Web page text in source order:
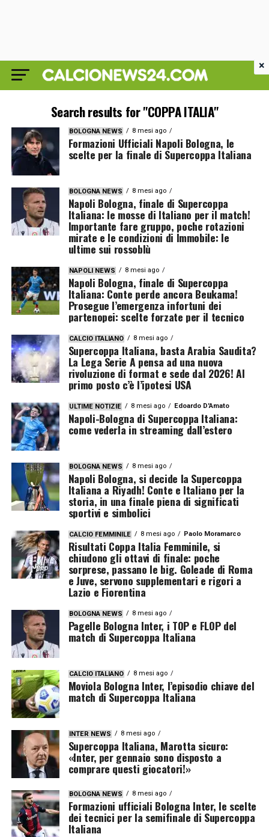
Search results for "COPPA ITALIA"
BOLOGNA NEWS 8 mesi ago
Formazioni Ufficiali Napoli Bologna, le
scelte per la finale di Supercoppa Italiana
BOLOGNA NEWS 8 mesi ago
Napoli Bologna, finale di Supercoppa
Italiana: le mosse di Italiano per il match!
Importante fare gruppo, poche rotazioni
mirate e le condizioni di Immobile: le
ultime sui rossoblù
NAPOLI NEWS 8 mesi ago
Napoli Bologna, finale di Supercoppa
Italiana: Conte perde ancora Beukama!
Prosegue l’emergenza infortuni dei
partenopei: scelte forzate per il tecnico
CALCIO ITALIANO 8 mesi ago
Supercoppa Italiana, basta Arabia Saudita?
La Lega Serie A pensa ad una nuova
rivoluzione di format e sede dal 2026! Al
primo posto c’è l’ipotesi USA
ULTIME NOTIZIE 8 mesi ago Edoardo D'Amato
Napoli-Bologna di Supercoppa Italiana:
come vederla in streaming dall’estero
BOLOGNA NEWS 8 mesi ago
Napoli Bologna, si decide la Supercoppa
Italiana a Riyadh! Conte e Italiano per la
storia, in una finale piena di significati
sportivi e simbolici
CALCIO FEMMINILE 8 mesi ago Paolo Moramarco
Risultati Coppa Italia Femminile, si
chiudono gli ottavi di finale: poche
sorprese, passano le big. Goleade di Roma
e Juve, servono supplementari e rigori a
Lazio e Fiorentina
BOLOGNA NEWS 8 mesi ago
Pagelle Bologna Inter, i TOP e FLOP del
match di Supercoppa Italiana
CALCIO ITALIANO 8 mesi ago
Moviola Bologna Inter, l’episodio chiave del
match di Supercoppa Italiana
INTER NEWS 8 mesi ago
Supercoppa Italiana, Marotta sicuro:
«Inter, per gennaio sono disposto a
comprare questi giocatori!»
BOLOGNA NEWS 8 mesi ago
Formazioni ufficiali Bologna Inter, le scelte
dei tecnici per la semifinale di Supercoppa
Italiana
×